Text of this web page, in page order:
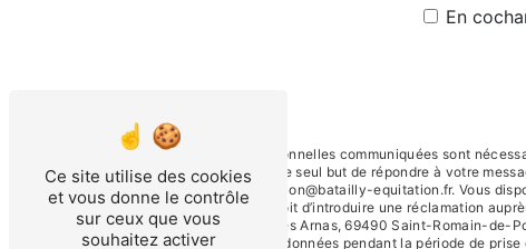
En
** Les données personnelles communiquées sont
sous-traitants dans le seul but de répondre à votre
Romain-de-Popey gestion@batailly-equitation.fr. Vous
tout moment et du droit d’introduire une réclamation
postale à l'adresse Les Arnas, 69490 Saint-Romain-de-
Nous conservons vos données pendant la période de
Ce site utilise des cookies
et vous donne le contrôle
sur ceux que vous
souhaitez activer